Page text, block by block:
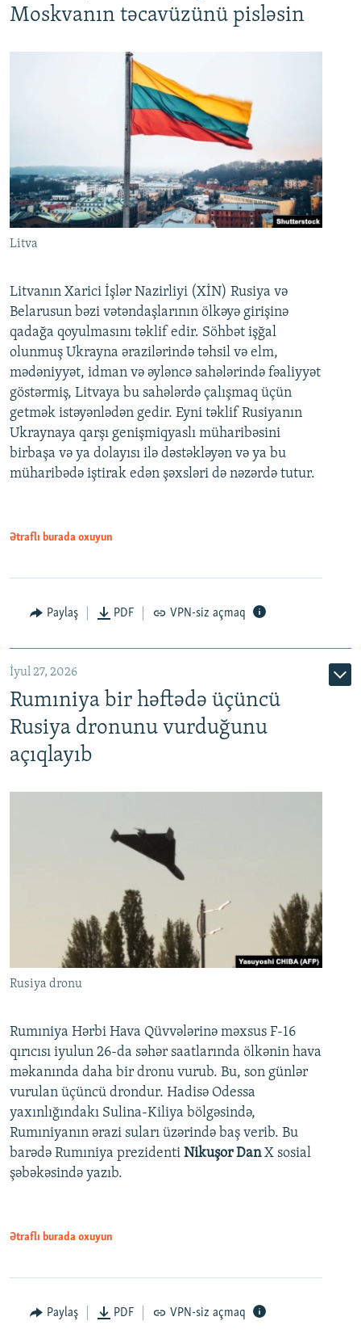
Moskvanın təcavüzünü pisləsin
Litva
Litvanın Xarici İşlər Nazirliyi (XİN) Rusiya və
Belarusun bəzi vətəndaşlarının ölkəyə girişinə
qadağa qoyulmasını təklif edir. Söhbət işğal
olunmuş Ukrayna ərazilərində təhsil və elm,
mədəniyyət, idman və əyləncə sahələrində fəaliyyət
göstərmiş, Litvaya bu sahələrdə çalışmaq üçün
getmək istəyənlədən gedir. Eyni təklif Rusiyanın
Ukraynaya qarşı genişmiqyaslı müharibəsini
birbaşa və ya dolayısı ilə dəstəkləyən və ya bu
müharibədə iştirak edən şəxsləri də nəzərdə tutur.
Ətraflı burada oxuyun
Paylaş PDF VPN-siz açmaq
İyul 27, 2026
Rumıniya bir həftədə üçüncü
Rusiya dronunu vurduğunu
açıqlayıb
Rusiya dronu
Rumıniya Hərbi Hava Qüvvələrinə məxsus F-16
qırıcısı iyulun 26-da səhər saatlarında ölkənin hava
məkanında daha bir dronu vurub. Bu, son günlər
vurulan üçüncü drondur. Hadisə Odessa
yaxınlığındakı Sulina-Kiliya bölgəsində,
Rumıniyanın ərazi suları üzərində baş verib. Bu
barədə Rumıniya prezidenti Nikuşor DanX sosial
şəbəkəsində yazıb.
Ətraflı burada oxuyun
Paylaş PDF VPN-siz açmaq